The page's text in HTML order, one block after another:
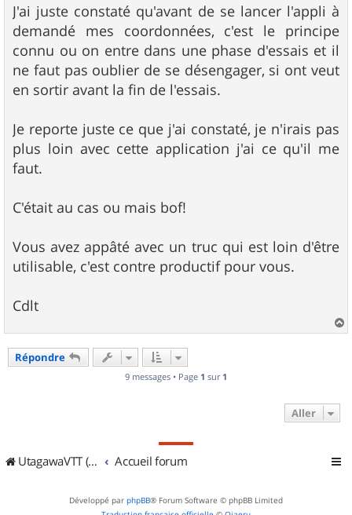
J'ai juste constaté qu'avant de se lancer l'appli à
demandé mes coordonnées, c'est le principe
connu ou on entre dans une phase d'essais et il
ne faut pas oublier de se désengager, si ont veut
en sortir avant la fin de l'essais.
Je reporte juste ce que j'ai constaté, je n'irais pas
plus loin avec cette application j'ai ce qu'il me
faut.
C'était au cas ou mais bof!
Vous avez appâté avec un truc qui est loin d'être
utilisable, c'est contre productif pour vous.
Cdlt
a
Répondre
9 messages • Page 1 sur 1
Aller
UtagawaVTT (Randos VTT et VTTAE avec traces GPS) Accueil forum
Développé par phpBB® Forum Software © phpBB Limited